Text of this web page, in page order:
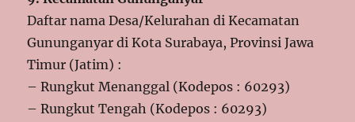
Daftar nama Desa/Kelurahan di Kecamatan
Gununganyar di Kota Surabaya, Provinsi Jawa
Timur (Jatim) :
– Rungkut Menanggal (Kodepos : 60293)
– Rungkut Tengah (Kodepos : 60293)